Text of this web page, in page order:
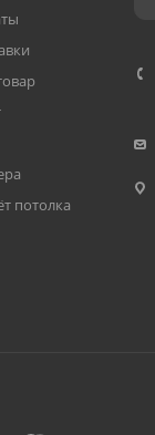
потолка